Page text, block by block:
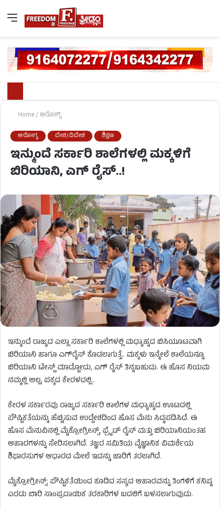
Home/ಆರೋಗ್ಯ
ಆರೋಗ್ಯ ದೇಶ/ವಿದೇಶ ಶಿಕ್ಷಣ
ಇನ್ಮುಂದೆ ಸರ್ಕಾರಿ ಶಾಲೆಗಳಲ್ಲಿ ಮಕ್ಕಳಿಗೆ
ಬಿರಿಯಾನಿ, ಎಗ್ ರೈಸ್..!
ಇನ್ಮುಂದೆ ರಾಜ್ಯದ ಎಲ್ಲಾ ಸರ್ಕಾರಿ ಶಾಲೆಗಳಲ್ಲಿ ಮಧ್ಯಾಹ್ನದ ಬಿಸಿಯೂಟವಾಗಿ
ಬಿರಿಯಾನಿ ಹಾಗೂ ಎಗ್​​​​ರೈಸ್ ಕೊಡಲಾಗುತ್ತೆ.. ಮಕ್ಕಳು ಇನ್ಮೇಲೆ ಶಾಲೆಯನ್ನೂ
ಬಿರಿಯಾನಿ ಟೇಸ್ಟ್ ಮಾಡ್ಬೋದು, ಎಗ್​​​​ ರೈಸ್ ತಿನ್ನಬಹುದು. ಈ ಹೊಸ ನಿಯಮ
ನಮ್ಮಲ್ಲಿ ಅಲ್ಲ, ಪಕ್ಕದ ಕೇರಳದಲ್ಲಿ..
ಕೇರಳ ಸರ್ಕಾರವು ರಾಜ್ಯದ ಸರ್ಕಾರಿ ಶಾಲೆಗಳ ಮಧ್ಯಾಹ್ನದ ಊಟದಲ್ಲಿ
ಪೌಷ್ಟಿಕತೆಯನ್ನು ಹೆಚ್ಚಿಸುವ ಉದ್ದೇಶದಿಂದ ಹೊಸ ಮೆನು ಸಿದ್ಧಪಡಿಸಿದೆ. ಈ
ಹೊಸ ಮೆನುವಿನಲ್ಲಿ ಮೈಕ್ರೋಗ್ರೀನ್ಸ್, ಫ್ರೈಡ್ ರೈಸ್ ಮತ್ತು ಬಿರಿಯಾನಿಯಂತಹ
ಆಹಾರಗಳನ್ನು ಸೇರಿಸಲಾಗಿದೆ. ತಜ್ಞರ ಸಮಿತಿಯ ವೈಜ್ಞಾನಿಕ ವಿಮರ್ಶೆಯ
ಶಿಫಾರಸುಗಳ ಆಧಾರದ ಮೇಲೆ ಇದನ್ನು ಜಾರಿಗೆ ತರಲಾಗಿದೆ.
ಮೈಕ್ರೋಗ್ರೀನ್ಸ್: ಪೌಷ್ಟಿಕತೆಯಿಂದ ಕೂಡಿದ ಸಸ್ಯದ ಆಹಾರವನ್ನು ತಿಂಗಳಿಗೆ ಕನಿಷ್ಠ
ಎರಡು ಬಾರಿ ಸಾಂಪ್ರದಾಯಿಕ ತರಕಾರಿಗಳ ಬದಲಿಗೆ ಬಳಸಲಾಗುವುದು.